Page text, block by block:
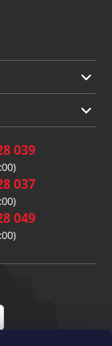
039
037
049